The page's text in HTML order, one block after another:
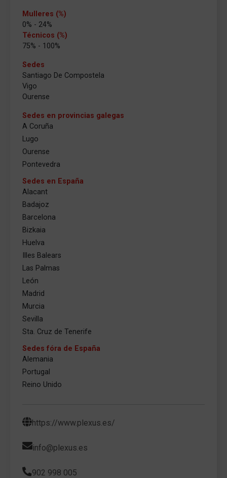
Mulleres (%)
0% - 24%
Técnicos (%)
75% - 100%
Sedes
Santiago De Compostela
Vigo
Ourense
Sedes en provincias galegas
A Coruña
Lugo
Ourense
Pontevedra
Sedes en España
Alacant
Badajoz
Barcelona
Bizkaia
Huelva
Illes Balears
Las Palmas
León
Madrid
Murcia
Sevilla
Sta. Cruz de Tenerife
Sedes fóra de España
Alemania
Portugal
Reino Unido
https://www.plexus.es/
info@plexus.es
902 998 005